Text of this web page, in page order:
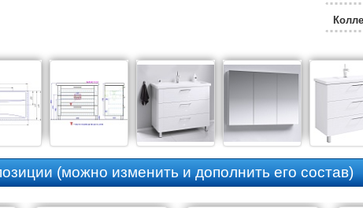
(можно изменить и дополнить его состав)